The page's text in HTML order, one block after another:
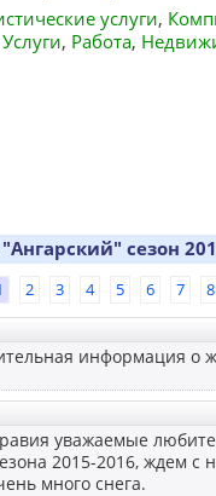
услуги,
Услуги, Работа,
сезон
2 3 4 5 6 7 8
информация о
уважаемые
2015-2016, ждем
много снега.